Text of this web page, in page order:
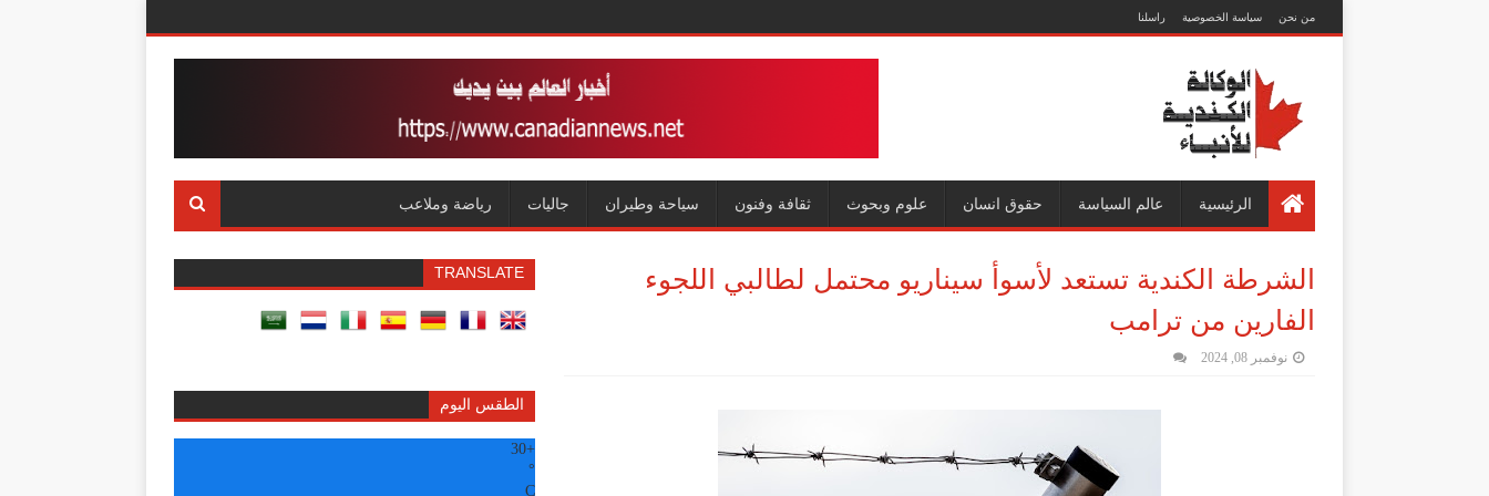
من نحن سياسة الخصوصية راسلنا
الرئيسية عالم السياسة حقوق انسان علوم وبحوث ثقافة وفنون سياحة وطيران جاليات رياضة وملاعب
الشرطة الكندية تستعد لأسوأ سيناريو محتمل لطالبي اللجوء
الفارين من ترامب
نوفمبر 08, 2024
TRANSLATE
الطقس اليوم
+
30
°
C